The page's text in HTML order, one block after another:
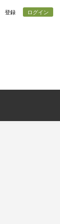
登録 ログイン